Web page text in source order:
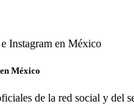
Instagram en México
México
de la red social y del